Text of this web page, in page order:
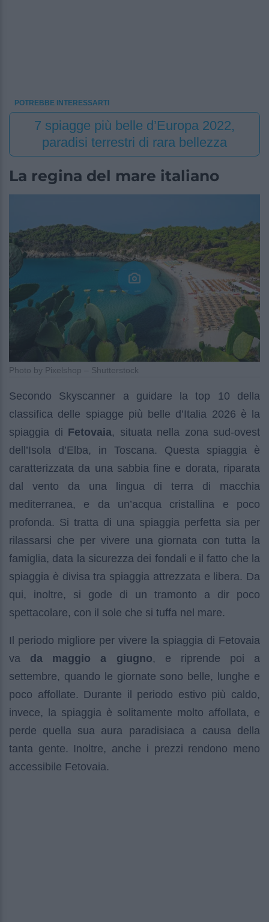
POTREBBE INTERESSARTI
7 spiagge più belle d’Europa 2022,
paradisi terrestri di rara bellezza
La regina del mare italiano
Photo by Pixelshop – Shutterstock
Secondo Skyscanner a guidare la top 10 della
classifica delle spiagge più belle d’Italia 2026 è la
spiaggia di Fetovaia, situata nella zona sud-ovest
dell’Isola d’Elba, in Toscana. Questa spiaggia è
caratterizzata da una sabbia fine e dorata, riparata
dal vento da una lingua di terra di macchia
mediterranea, e da un’acqua cristallina e poco
profonda. Si tratta di una spiaggia perfetta sia per
rilassarsi che per vivere una giornata con tutta la
famiglia, data la sicurezza dei fondali e il fatto che la
spiaggia è divisa tra spiaggia attrezzata e libera. Da
qui, inoltre, si gode di un tramonto a dir poco
spettacolare, con il sole che si tuffa nel mare.
Il periodo migliore per vivere la spiaggia di Fetovaia
va da maggio a giugno, e riprende poi a
settembre, quando le giornate sono belle, lunghe e
poco affollate. Durante il periodo estivo più caldo,
invece, la spiaggia è solitamente molto affollata, e
perde quella sua aura paradisiaca a causa della
tanta gente. Inoltre, anche i prezzi rendono meno
accessibile Fetovaia.